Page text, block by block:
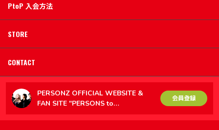
PtoP 入会方法
STORE
CONTACT
PERSONZ OFFICIAL WEBSITE &
FAN SITE "PERSONS to
PERSONZ（PtoP）"
会員登録